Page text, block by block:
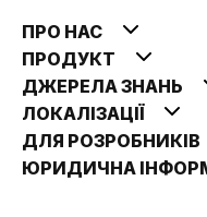
ПРО НАС
ПРОДУКТ
ДЖЕРЕЛА ЗНАНЬ
ЛОКАЛІЗАЦІЇ
ДЛЯ РОЗРОБНИКІВ
ЮРИДИЧНА